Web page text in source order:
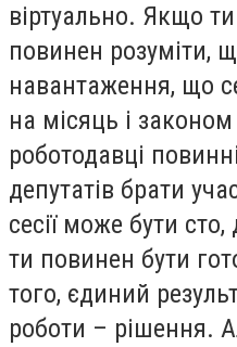
віртуально. Якщо
повинен розуміти,
навантаження, що
на місяць і
роботодавці
депутатів брати
сесії може бути сто,
ти повинен бути
того, єдиний
роботи – рішення.